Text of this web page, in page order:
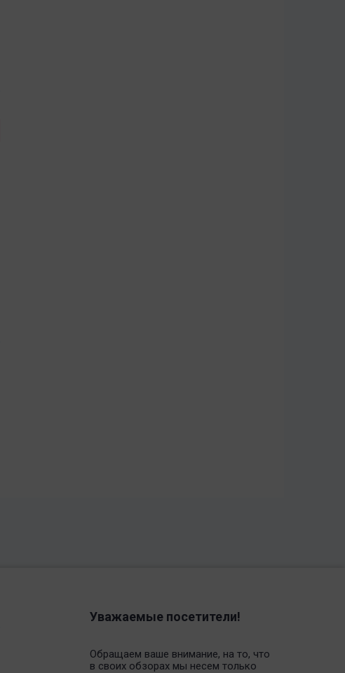
Уважаемые посетители!
Обращаем ваше внимание, на то, что
в своих обзорах мы несем только